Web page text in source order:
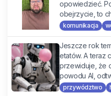
opowiedzieć.
obejrzycie, to
komunikacja
Jeszcze rok
etatów. A teraz
przewiduje, że
powodu AI,
przywództwo